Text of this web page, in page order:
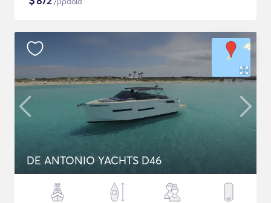
DE ANTONIO YACHTS D46